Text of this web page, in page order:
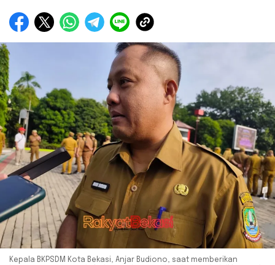
Kepala BKPSDM Kota Bekasi, Anjar Budiono, saat memberikan